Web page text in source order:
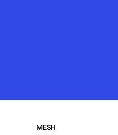
MESH